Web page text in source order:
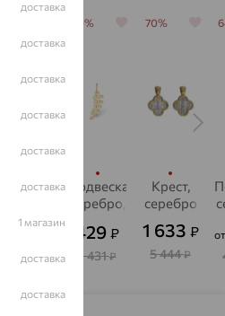
Подвеска,
фианит
562
1 562₽
70%
Подвеска,
серебро,
429₽
1 431₽
70%
Крест,
серебро
1 633 ₽
5 444₽
доставка
доставка
доставка
доставка
доставка
доставка
1 магазин
доставка
доставка